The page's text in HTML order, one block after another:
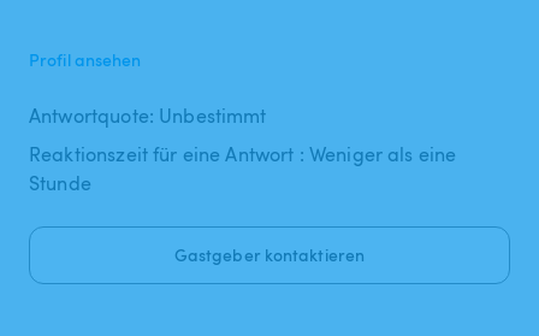
Profil ansehen
Antwortquote: Unbestimmt
Reaktionszeit für eine Antwort : Weniger als eine
Stunde
Gastgeber kontaktieren